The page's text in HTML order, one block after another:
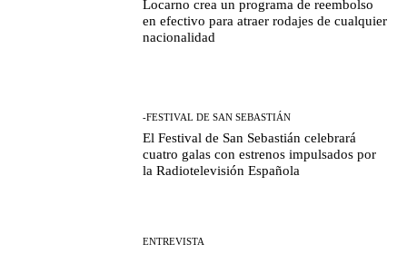
Locarno crea un programa de reembolso
en efectivo para atraer rodajes de cualquier
nacionalidad
-FESTIVAL DE SAN SEBASTIÁN
El Festival de San Sebastián celebrará
cuatro galas con estrenos impulsados por
la Radiotelevisión Española
ENTREVISTA